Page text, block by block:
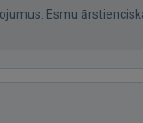
Esmu